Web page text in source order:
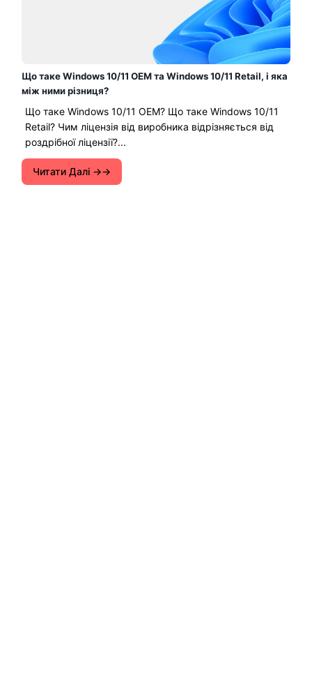
Що таке Windows 10/11 OEM та Windows 10/11 Retail, і яка
між ними різниця?
Що таке Windows 10/11 OEM? Що таке Windows 10/11
Retail? Чим ліцензія від виробника відрізняється від
роздрібної ліцензії?...
Читати Далі →